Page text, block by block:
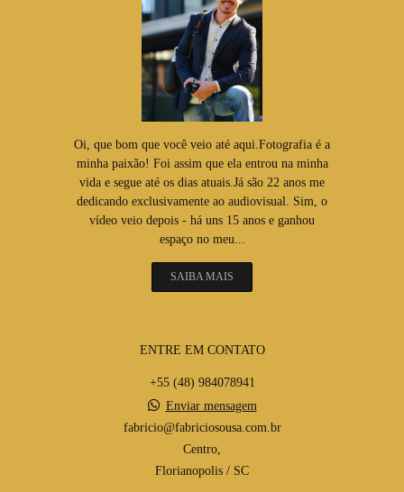
Oi, que bom que você veio até aqui.Fotografia é a
minha paixão! Foi assim que ela entrou na minha
vida e segue até os dias atuais.Já são 22 anos me
dedicando exclusivamente ao audiovisual. Sim, o
vídeo veio depois - há uns 15 anos e ganhou
espaço no meu...
SAIBA MAIS
ENTRE EM CONTATO
+55 (48) 984078941
Enviar mensagem
fabricio@fabriciosousa.com.br
Centro,
Florianopolis / SC